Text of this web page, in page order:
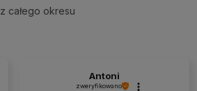
z całego okresu
Antoni
zweryfikowano